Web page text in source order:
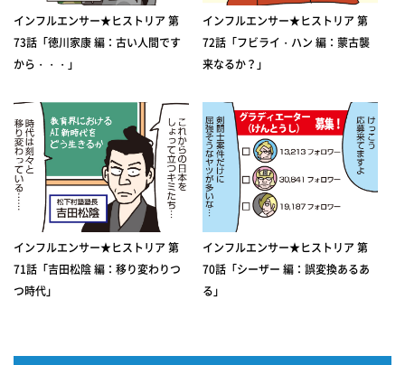
インフルエンサー★ヒストリア 第
73話「徳川家康 編：古い人間です
から・・・」
インフルエンサー★ヒストリア 第
72話「フビライ・ハン 編：蒙古襲
来なるか？」
インフルエンサー★ヒストリア 第
71話「吉田松陰 編：移り変わりつ
つ時代」
インフルエンサー★ヒストリア 第
70話「シーザー 編：誤変換あるあ
る」